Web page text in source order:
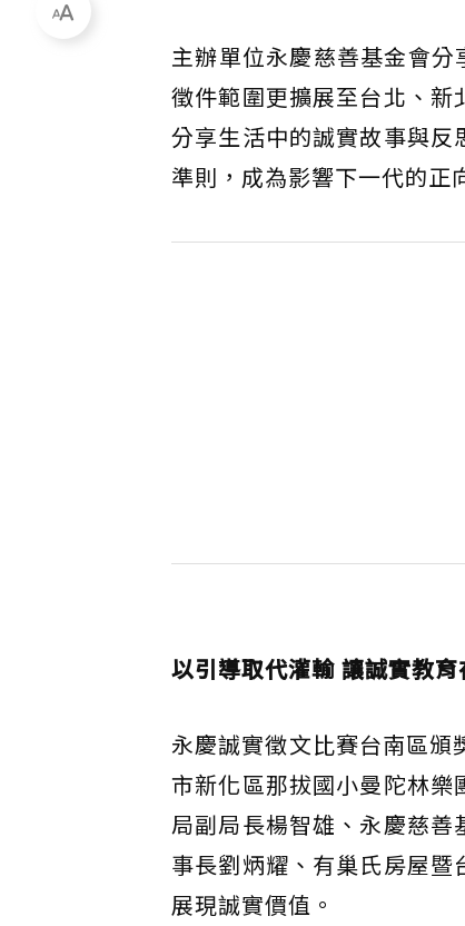
主辦單位永慶慈善基金會
徵件範圍更擴展至台北、
分享生活中的誠實故事與
準則，成為影響下一代的正
以引導取代灌輸 讓誠實教
永慶誠實徵文比賽台南區
市新化區那拔國小曼陀林
局副局長楊智雄、永慶慈
事長劉炳耀、有巢氏房屋
展現誠實價值。